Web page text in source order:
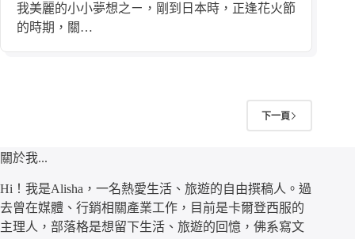
我美麗的小小夢想之ㄧ，剛到日本時，正逢花火節
的時期，關…
下一頁
關於我...
Hi！我是Alisha，一名熱愛生活、旅遊的自由撰稿人。過
去曾在媒體、行銷相關產業工作，目前是卡爾登西服的
主理人，部落格是想留下生活、旅遊的回憶，佛系寫文